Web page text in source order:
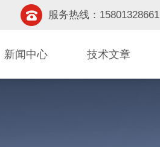
服务热线：15801328661
新闻中心 技术文章